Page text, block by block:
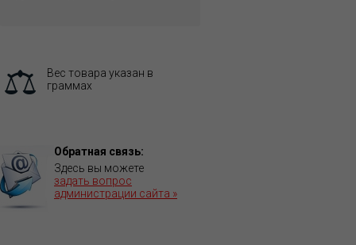
Вес товара указан в
граммах
Обратная связь:
Здесь вы можете
задать вопрос
администрации сайта »